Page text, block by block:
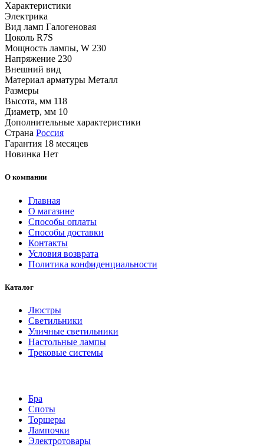
Характеристики
Электрика
Вид ламп Галогеновая
Цоколь R7S
Мощность лампы, W 230
Напряжение 230
Внешний вид
Материал арматуры Металл
Размеры
Высота, мм 118
Диаметр, мм 10
Дополнительные характеристики
Страна Россия
Гарантия 18 месяцев
Новинка Нет
О компании
Главная
О магазине
Способы оплаты
Способы доставки
Контакты
Условия возврата
Политика конфиденциальности
Каталог
Люстры
Светильники
Уличные светильники
Настольные лампы
Трековые системы
Бра
Споты
Торшеры
Лампочки
Электротовары